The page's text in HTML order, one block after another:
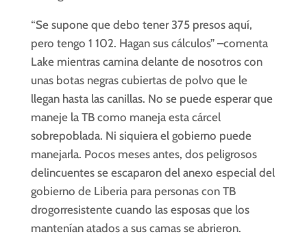
“Se supone que debo tener 375 presos aquí,
pero tengo 1 102. Hagan sus cálculos” –comenta
Lake mientras camina delante de nosotros con
unas botas negras cubiertas de polvo que le
llegan hasta las canillas. No se puede esperar que
maneje la TB como maneja esta cárcel
sobrepoblada. Ni siquiera el gobierno puede
manejarla. Pocos meses antes, dos peligrosos
delincuentes se escaparon del anexo especial del
gobierno de Liberia para personas con TB
drogorresistente cuando las esposas que los
mantenían atados a sus camas se abrieron.